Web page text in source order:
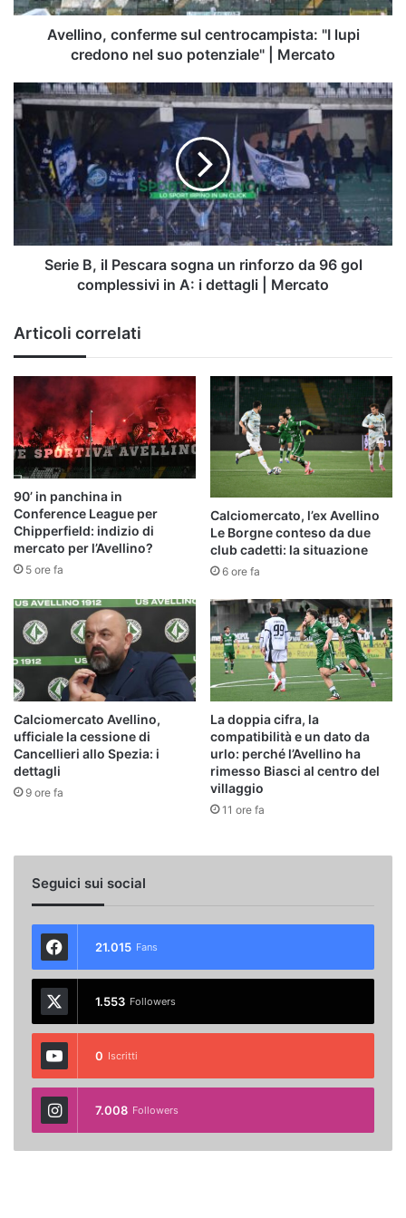
suo
potenziale"Avellino, conferme sul centrocampista: "I lupi
credono nel suo potenziale" | Mercato
Serie
B,
il
Pescara
sogna
rinforzo
96
i
dettagli
|
Mercato
Serie B, il Pescara sogna un rinforzo da 96 gol
complessivi in A: i dettagli | Mercato
Articoli correlati
90’ in panchina in
Conference League per
Chipperfield: indizio di
mercato per l’Avellino?
5 ore fa
Calciomercato, l’ex Avellino
Le Borgne conteso da due
club cadetti: la situazione
6 ore fa
Calciomercato Avellino,
ufficiale la cessione di
Cancellieri allo Spezia: i
dettagli
9 ore fa
La doppia cifra, la
compatibilità e un dato da
urlo: perché l’Avellino ha
rimesso Biasci al centro del
villaggio
11 ore fa
Seguici sui social
21.015 Fans
1.553 Followers
0 Iscritti
7.008 Followers